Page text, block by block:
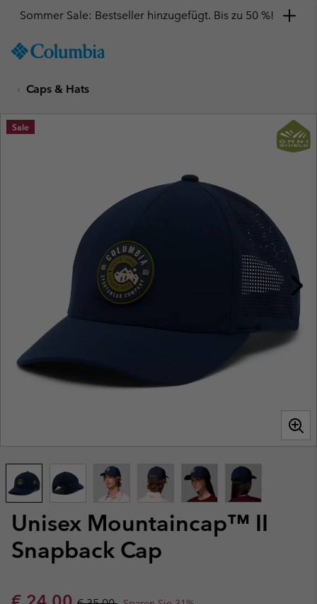
TO
SKIP
MAIN
NAV
Sommer Sale: Bestseller hinzugefügt. Bis zu 50 %!
Caps & Hats
Unisex Mountaincap™ II
Snapback Cap
Sale price:Regular price:
Sale